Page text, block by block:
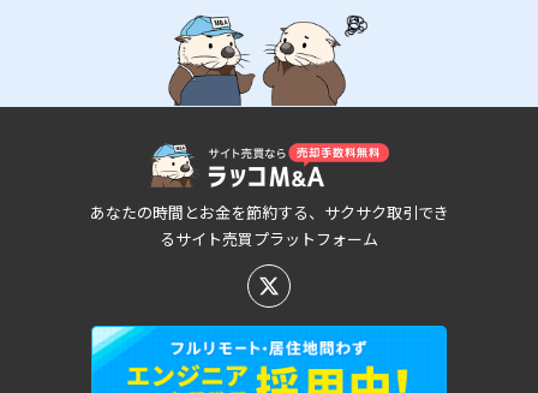
あなたの時間とお金を節約する、サクサク取引でき
るサイト売買プラットフォーム